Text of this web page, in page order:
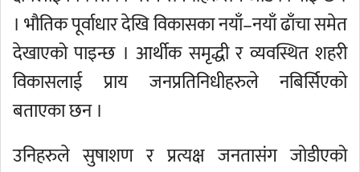
। भौतिक पूर्वाधार देखि विकासका नयाँ–नयाँ ढाँचा समेत
देखाएको पाइन्छ । आर्थीक समृद्धी र व्यवस्थित शहरी
विकासलाई प्राय जनप्रतिनिधीहरुले नबिर्सिएको
बताएका छन ।
उनिहरुले सुषाशण र प्रत्यक्ष जनतासंग जोडीएको